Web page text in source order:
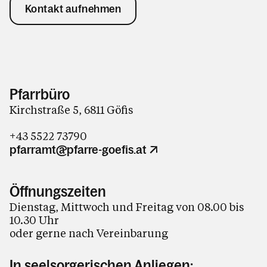
Kontakt aufnehmen
Pfarrbüro
Kirchstraße 5, 6811 Göfis
+43 5522 73790
pfarramt@pfarre-goefis.at
Öffnungszeiten
Dienstag, Mittwoch und Freitag von 08.00 bis
10.30 Uhr
oder gerne nach Vereinbarung